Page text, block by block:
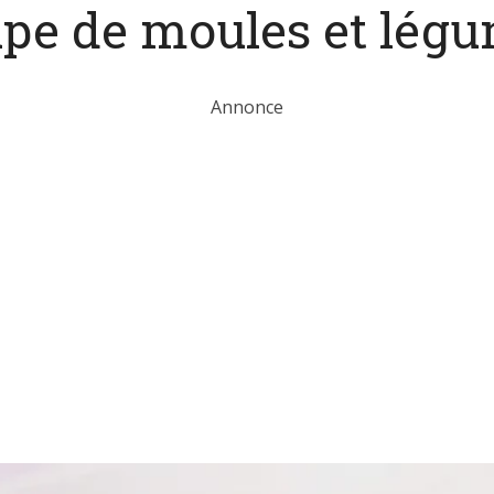
de moules et
Annonce